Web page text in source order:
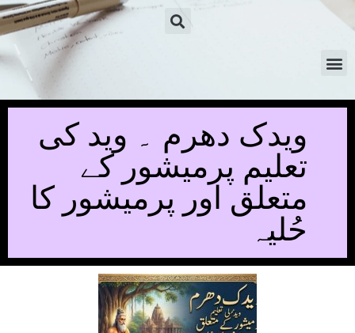
ویدک دھرم ۔ وید کی
تعلیم پرمیشور کے
متعلق اور پرمیشور کا
حُلیہ